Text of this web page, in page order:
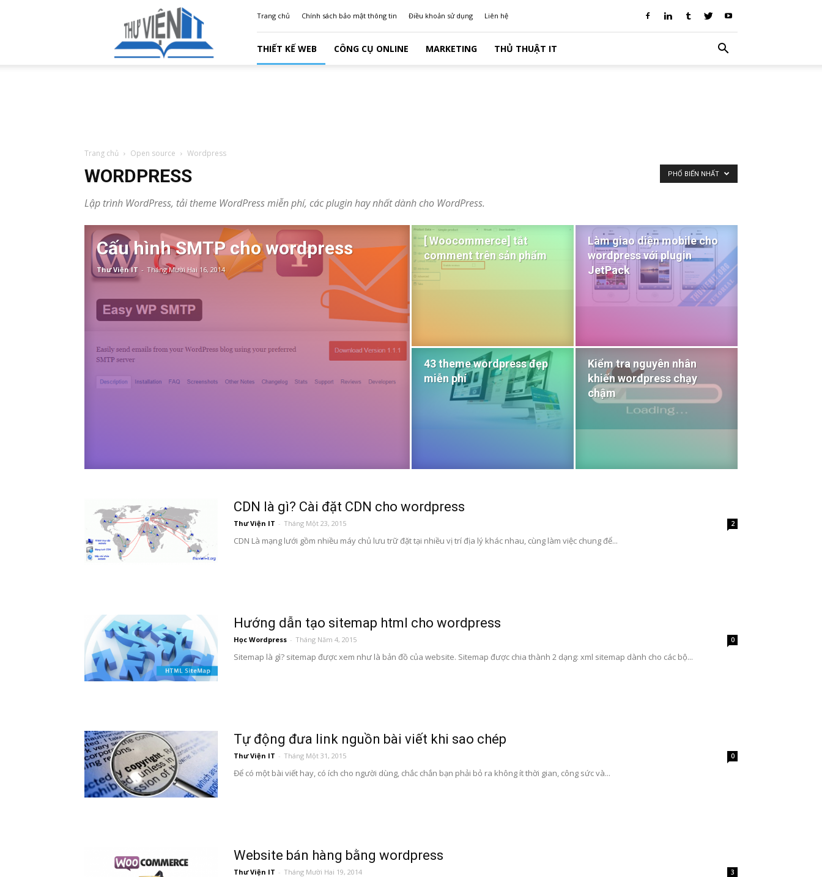
Trang chủ Chính sách bảo mật thông tin Điều khoản sử dụng Liên hệ
THIẾT KẾ WEB CÔNG CỤ ONLINE MARKETING THỦ THUẬT IT
Trang chủ Open source Wordpress
WORDPRESS
Lập trình WordPress, tải theme WordPress miễn phí, các plugin hay nhất dành cho WordPress.
PHỔ BIẾN NHẤT
Cấu hình SMTP cho wordpress
Thư Viện IT - Tháng Mười Hai 16, 2014
[ Woocommerce] tắt
comment trên sản phẩm
Làm giao diện mobile cho
wordpress với plugin
JetPack
43 theme wordpress đẹp
miễn phí
Kiểm tra nguyên nhân
khiến wordpress chạy
chậm
CDN là gì? Cài đặt CDN cho wordpress
Thư Viện IT - Tháng Một 23, 2015 2
CDN Là mạng lưới gồm nhiều máy chủ lưu trữ đặt tại nhiều vị trí địa lý khác nhau, cùng làm việc chung để...
Hướng dẫn tạo sitemap html cho wordpress
Học Wordpress - Tháng Năm 4, 2015 0
Sitemap là gì? sitemap được xem như là bản đồ của website. Sitemap được chia thành 2 dạng: xml sitemap dành cho các bộ...
Tự động đưa link nguồn bài viết khi sao chép
Thư Viện IT - Tháng Một 31, 2015 0
Để có một bài viết hay, có ích cho người dùng, chắc chắn bạn phải bỏ ra không ít thời gian, công sức và...
Website bán hàng bằng wordpress
Thư Viện IT - Tháng Mười Hai 19, 2014 3